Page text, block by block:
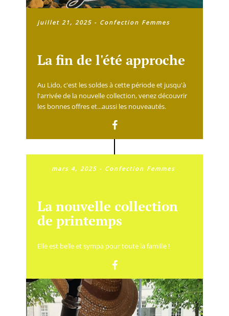
juillet 21, 2025 - Confection Femmes
La fin de l'été approche
Au Lido, c'est les soldes à cette période et jusqu'à
l'arrivée de la nouvelle collection, venez découvrir
les bonnes offres et...aussi les nouveautés.
mars 4, 2025- Confection Femmes
La nouvelle collection
de printemps
Elle est belle et sympa pour toute la famille !